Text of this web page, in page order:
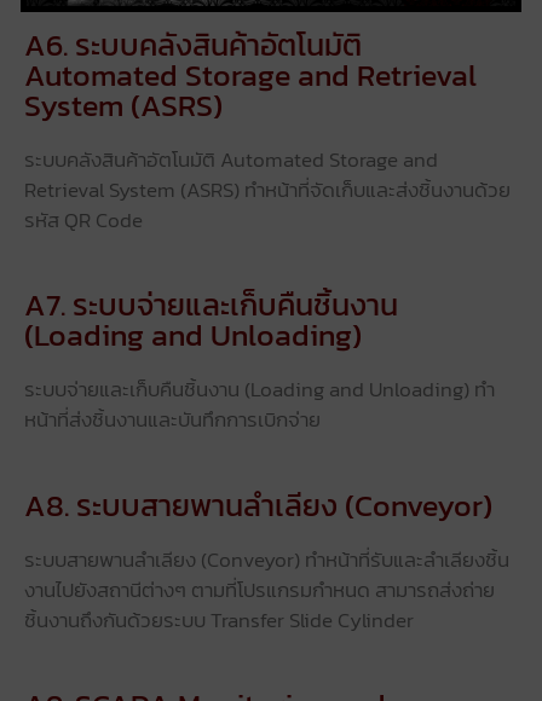
A6. ระบบคลังสินค้าอัตโนมัติ
Automated Storage and Retrieval
System (ASRS)
ระบบคลังสินค้าอัตโนมัติ Automated Storage and
Retrieval System (ASRS) ทําหน้าที่จัดเก็บและส่งชิ้นงานด้วย
รหัส QR Code
A7. ระบบจ่ายและเก็บคืนชิ้นงาน
(Loading and Unloading)
ระบบจ่ายและเก็บคืนชิ้นงาน (Loading and Unloading) ทํา
หน้าที่ส่งชิ้นงานและบันทึกการเบิกจ่าย
A8. ระบบสายพานลำเลียง (Conveyor)
ระบบสายพานลำเลียง (Conveyor) ทําหน้าที่รับและลําเลียงชิ้น
งานไปยังสถานีต่างๆ ตามที่โปรแกรมกําหนด สามารถส่งถ่าย
ชิ้นงานถึงกันด้วยระบบ Transfer Slide Cylinder